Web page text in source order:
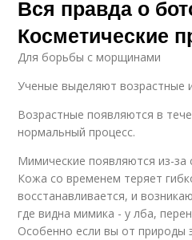
Вся правда о
Косметические
Для борьбы с морщинами
Ученые выделяют возрастные
Возрастные появляются в
нормальный процесс.
Мимические появляются из-
Кожа со временем теряет
восстанавливается, и
где видна мимика - у лба,
Особенно если вы от природы